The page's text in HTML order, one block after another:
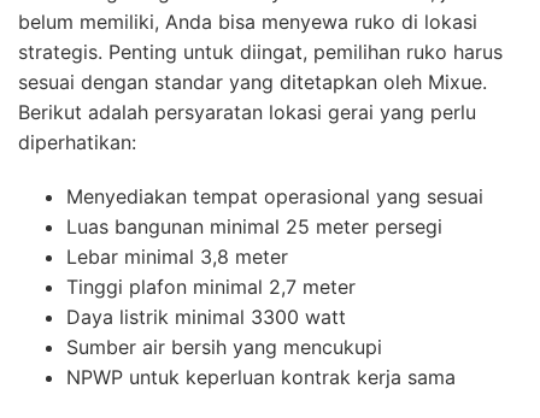
belum memiliki, Anda bisa menyewa ruko di lokasi
strategis. Penting untuk diingat, pemilihan ruko harus
sesuai dengan standar yang ditetapkan oleh Mixue.
Berikut adalah persyaratan lokasi gerai yang perlu
diperhatikan:
Menyediakan tempat operasional yang sesuai
Luas bangunan minimal 25 meter persegi
Lebar minimal 3,8 meter
Tinggi plafon minimal 2,7 meter
Daya listrik minimal 3300 watt
Sumber air bersih yang mencukupi
NPWP untuk keperluan kontrak kerja sama